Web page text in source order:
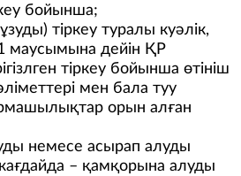
бойынша;
тіркеу туралы куәлік,
маусымына дейін ҚР
тіркеу бойынша өтініш
мен бала туу
орын алған
немесе асырап алуды
– қамқорына алуды